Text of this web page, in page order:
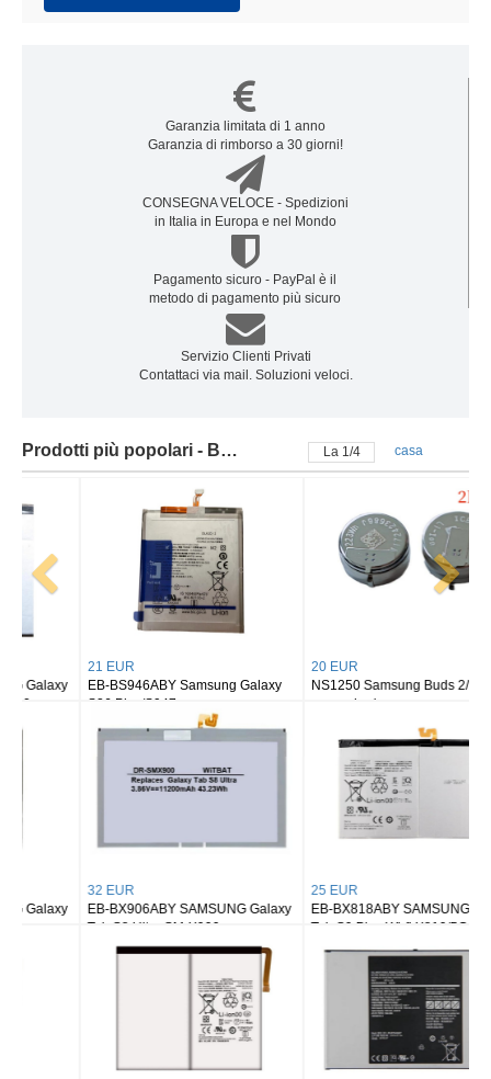
Garanzia limitata di 1 anno
Garanzia di rimborso a 30 giorni!
CONSEGNA VELOCE - Spedizioni
in Italia in Europa e nel Mondo
Pagamento sicuro - PayPal è il
metodo di pagamento più sicuro
Servizio Clienti Privati
Contattaci via mail. Soluzioni veloci.
Prodotti più popolari - Batteria samsung La 2/4 casa
EB-BS946ABY Samsung Galaxy
S26 Plus/S947
NS1250 Samsung Buds 2/ buds 2
EB-BX906ABY SAMSUNG Galaxy
Tab S8 Ultra SM-X900
EB-BX818ABY SAMSUNG Galaxy
Tab S9 Plus Wi-fi X810/5G X816